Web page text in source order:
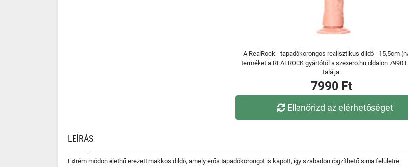
A RealRock - tapadókorongos realisztikus dildó - 15,5cm
terméket a REALROCK gyártótól a szexero.hu oldalon 7990
találja.
7990 Ft
Ellenőrizd az elérhetőséget
LEÍRÁS
Extrém módon élethű erezett makkos dildó, amely erős tapadókorongot is kapott, így szabadon rögzíthető sima felületre.